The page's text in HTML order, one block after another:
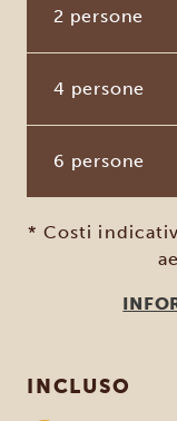
2 persone
4 persone
6 persone
* Costi
INCLUSO